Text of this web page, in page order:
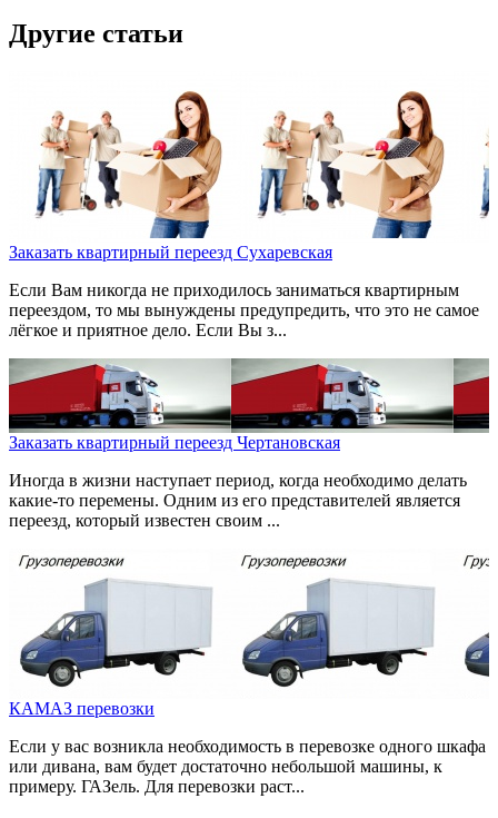
Другие статьи
Заказать квартирный переезд Сухаревская
Если Вам никогда не приходилось заниматься квартирным
переездом, то мы вынуждены предупредить, что это не самое
лёгкое и приятное дело. Если Вы з...
Заказать квартирный переезд Чертановская
Иногда в жизни наступает период, когда необходимо делать
какие-то перемены. Одним из его представителей является
переезд, который известен своим ...
КАМАЗ перевозки
Если у вас возникла необходимость в перевозке одного шкафа
или дивана, вам будет достаточно небольшой машины, к
примеру. ГАЗель. Для перевозки раст...